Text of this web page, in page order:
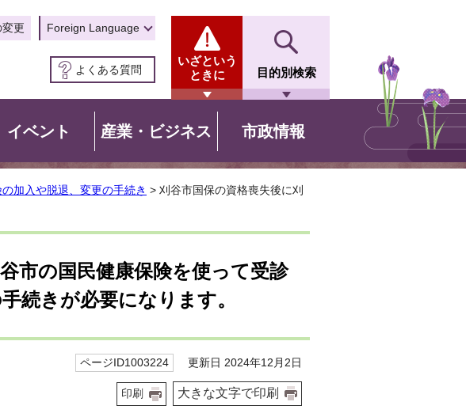
更 Foreign Language
よくある質問
いざという
ときに
目的別検索
イベント 産業・ビジネス 市政情報
加入や脱退、変更の手続き > 刈谷市国保の資格喪失後に刈
市の国民健康保険を使って受診
続きが必要になります。
ページID1003224 更新日 2024年12月2日
印刷 大きな文字で印刷